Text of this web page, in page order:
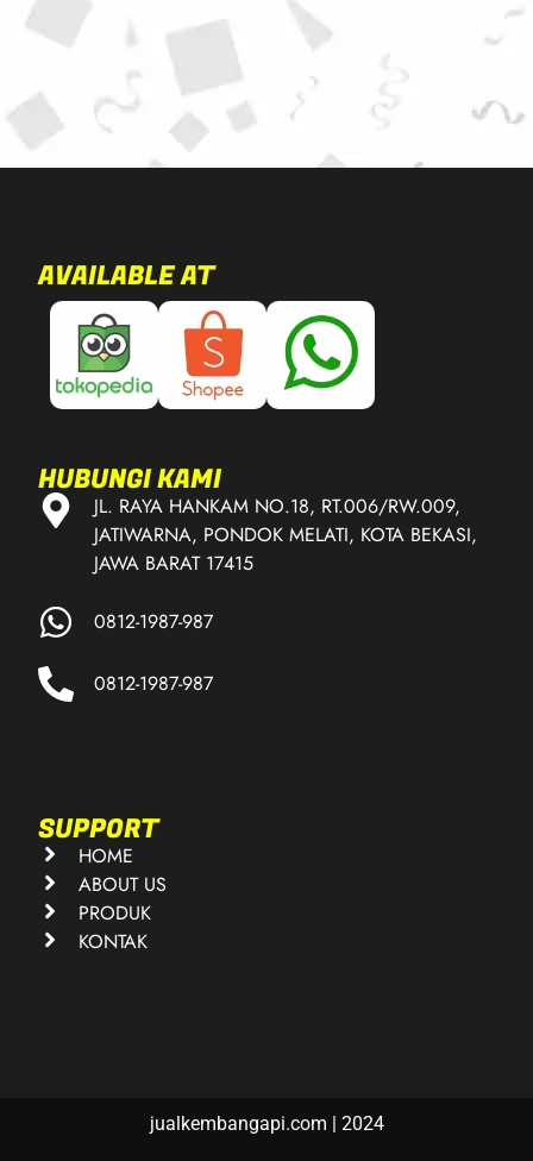
AVAILABLE AT
HUBUNGI KAMI
JL. RAYA HANKAM NO.18, RT.006/RW.009,
JATIWARNA, PONDOK MELATI, KOTA BEKASI,
JAWA BARAT 17415
0812-1987-987
0812-1987-987
SUPPORT
HOME
ABOUT US
PRODUK
KONTAK
jualkembangapi.com | 2024